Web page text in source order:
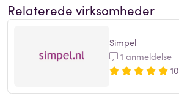
Relaterede virksomheder
Simpel
1 anmeldelse
10